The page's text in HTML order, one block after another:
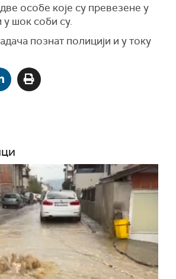
особе које су превезене у
шок соби су.
познат полицији и у току